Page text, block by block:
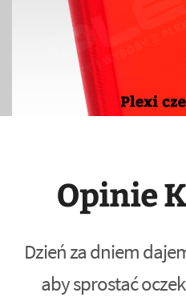
Opinie
Dzień za dniem
aby sprostać